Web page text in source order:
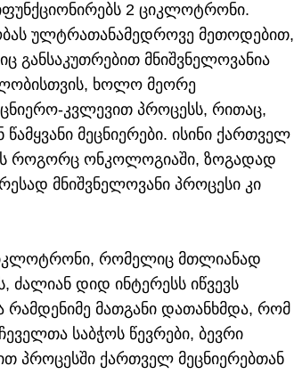
2 ციკლოტრონი.
ულტრათანამედროვე მეთოდებით,
მნიშვნელოვანია
ხოლო მეორე
კვლევით პროცესს, რითაც,
მეცნიერები. ისინი ქართველ
როგორც ონკოლოგიაში, ზოგადად
მნიშვნელოვანი პროცესი კი
რომელიც მთლიანად
ძალიან დიდ ინტერესს იწვევს
მათგანი დათანხმდა, რომ
საბჭოს წევრები, ბევრი
პროცესში ქართველ მეცნიერებთან